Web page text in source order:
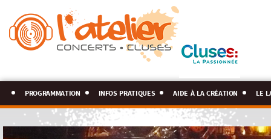
programmation infos pratiques aide à la création le